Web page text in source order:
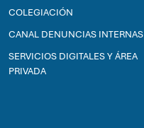
COLEGIACIÓN
CANAL DENUNCIAS INTERNAS
SERVICIOS DIGITALES Y ÁREA
PRIVADA